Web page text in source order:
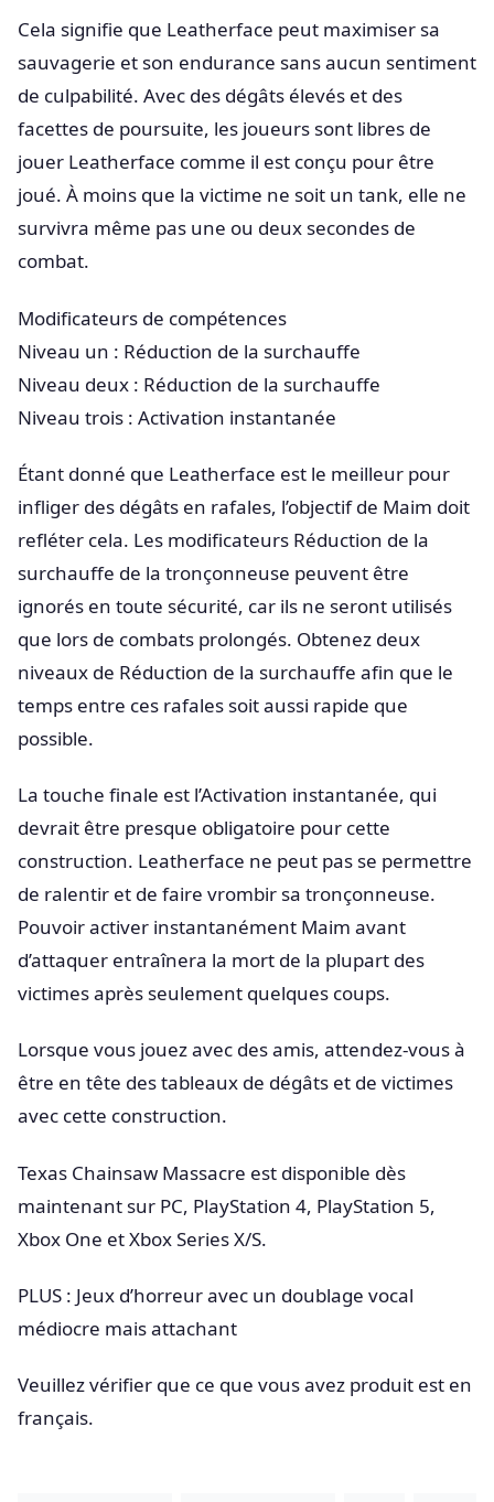
Cela signifie que Leatherface peut maximiser sa
sauvagerie et son endurance sans aucun sentiment
de culpabilité. Avec des dégâts élevés et des
facettes de poursuite, les joueurs sont libres de
jouer Leatherface comme il est conçu pour être
joué. À moins que la victime ne soit un tank, elle ne
survivra même pas une ou deux secondes de
combat.
Modificateurs de compétences
Niveau un : Réduction de la surchauffe
Niveau deux : Réduction de la surchauffe
Niveau trois : Activation instantanée
Étant donné que Leatherface est le meilleur pour
infliger des dégâts en rafales, l’objectif de Maim doit
refléter cela. Les modificateurs Réduction de la
surchauffe de la tronçonneuse peuvent être
ignorés en toute sécurité, car ils ne seront utilisés
que lors de combats prolongés. Obtenez deux
niveaux de Réduction de la surchauffe afin que le
temps entre ces rafales soit aussi rapide que
possible.
La touche finale est l’Activation instantanée, qui
devrait être presque obligatoire pour cette
construction. Leatherface ne peut pas se permettre
de ralentir et de faire vrombir sa tronçonneuse.
Pouvoir activer instantanément Maim avant
d’attaquer entraînera la mort de la plupart des
victimes après seulement quelques coups.
Lorsque vous jouez avec des amis, attendez-vous à
être en tête des tableaux de dégâts et de victimes
avec cette construction.
Texas Chainsaw Massacre est disponible dès
maintenant sur PC, PlayStation 4, PlayStation 5,
Xbox One et Xbox Series X/S.
PLUS : Jeux d’horreur avec un doublage vocal
médiocre mais attachant
Veuillez vérifier que ce que vous avez produit est en
français.